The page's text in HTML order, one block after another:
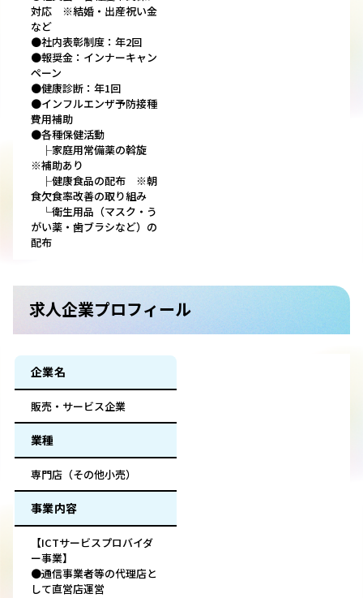
対応 ※結婚・出産祝い金
など
●社内表彰制度：年2回
●報奨金：インナーキャン
ペーン
●健康診断：年1回
●インフルエンザ予防接種
費用補助
●各種保健活動
├家庭用常備薬の斡旋
※補助あり
├健康食品の配布 ※朝
食欠食率改善の取り組み
└衛生用品（マスク・う
がい薬・歯ブラシなど）の
配布
求人企業プロフィール
企業名
販売・サービス企業
業種
専門店（その他小売）
事業内容
【ICTサービスプロバイダ
ー事業】
●通信事業者等の代理店と
して直営店運営